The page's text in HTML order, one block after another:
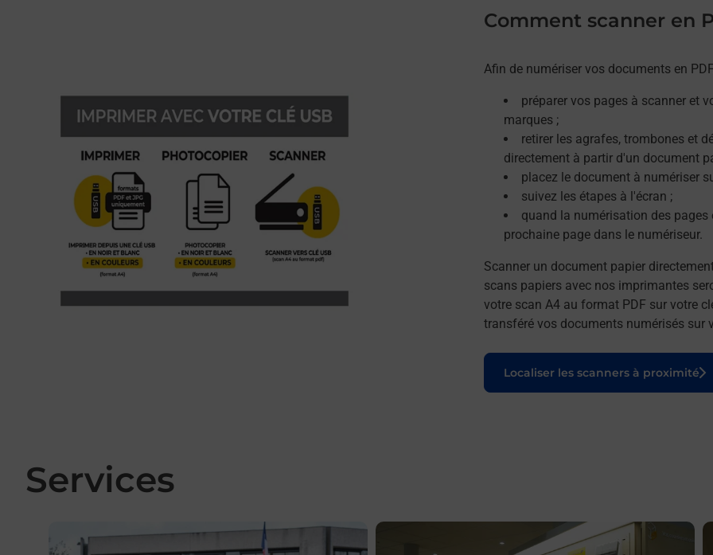
Comment scanner en
Afin de numériser vos documents en
préparer vos pages à scanner et
marques ;
retirer les agrafes, trombones et
directement à partir d'un document
placez le document à numériser
suivez les étapes à l'écran ;
quand la numérisation des pages
prochaine page dans le numériseur.
Scanner un document papier
scans papiers avec nos imprimantes
votre scan A4 au format PDF sur votre
transféré vos documents numérisés sur
Localiser les scanners à proximité
Le lien s'ouvre dans un nouvel onglet
Services
En savoir plus